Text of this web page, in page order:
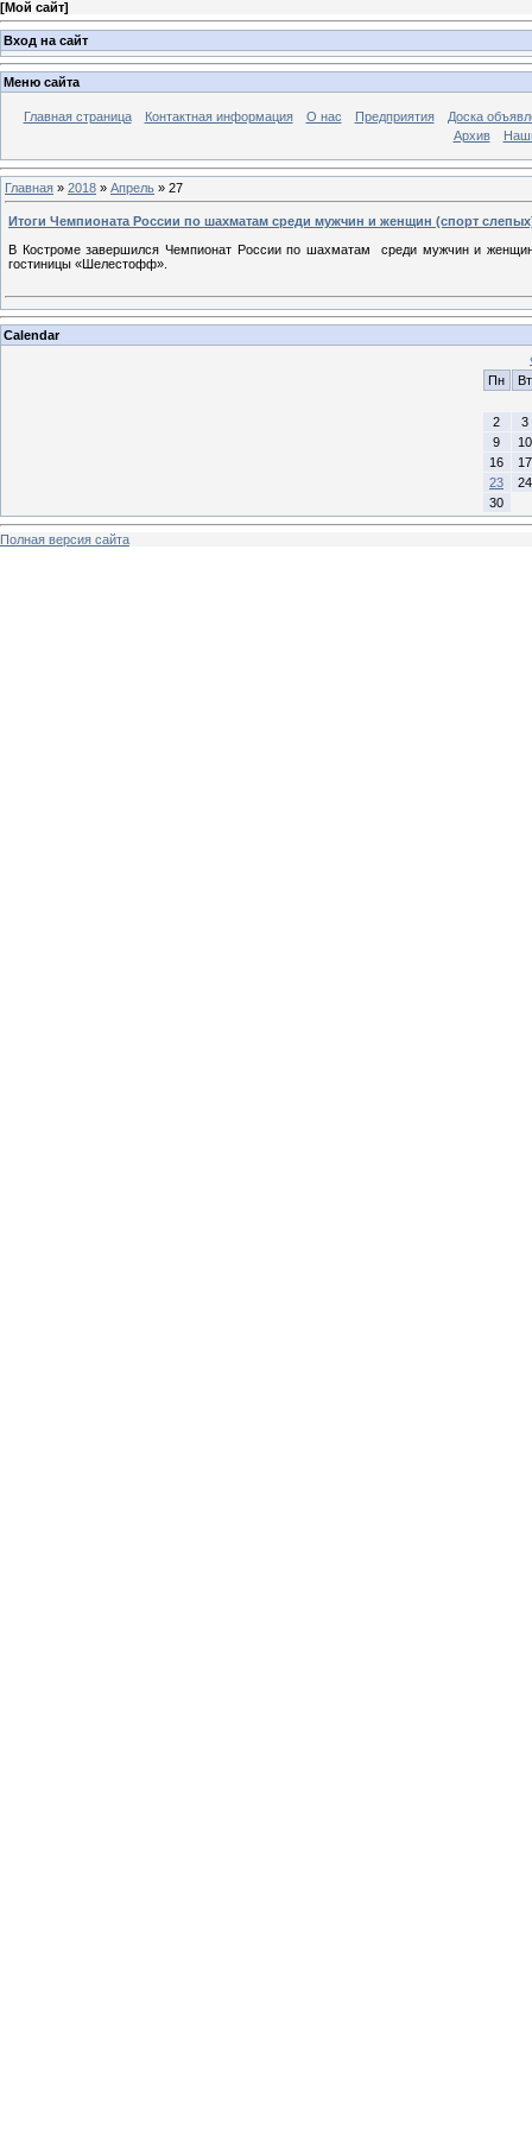
[Мой сайт]
Вход на сайт
Меню сайта
Главная страница Контактная информация О нас Предприятия
Доска
Архив
Главная » 2018 » Апрель » 27
Итоги Чемпионата России по шахматам среди мужчин и женщин (спорт
В Костроме завершился Чемпионат России по шахматам среди мужчин и
гостиницы «Шелестофф».
Calendar
Пн
Вт
2
3
9
10
16
17
23
24
30
Полная версия сайта